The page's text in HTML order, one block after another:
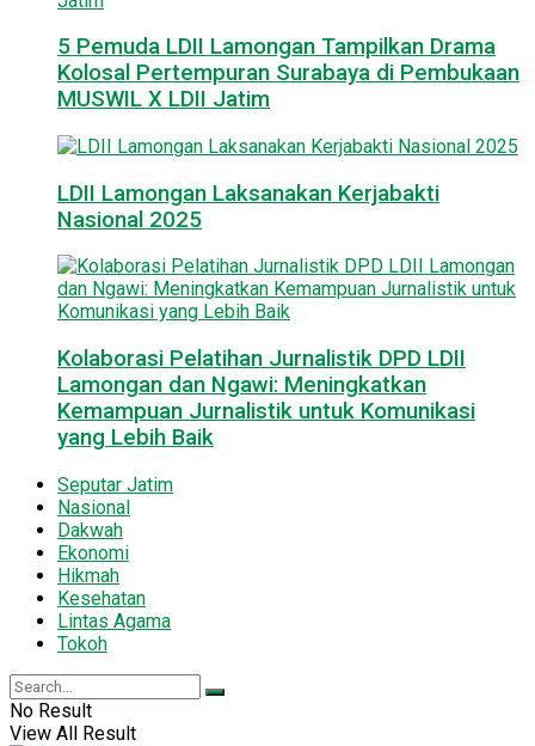
5 Pemuda LDII Lamongan Tampilkan Drama
Kolosal Pertempuran Surabaya di Pembukaan
MUSWIL X LDII Jatim
LDII Lamongan Laksanakan Kerjabakti
Nasional 2025
Kolaborasi Pelatihan Jurnalistik DPD LDII
Lamongan dan Ngawi: Meningkatkan
Kemampuan Jurnalistik untuk Komunikasi
yang Lebih Baik
Seputar Jatim
Nasional
Dakwah
Ekonomi
Hikmah
Kesehatan
Lintas Agama
Tokoh
No Result
View All Result